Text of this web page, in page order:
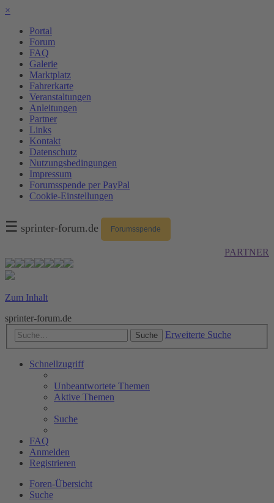
×
Portal
Forum
FAQ
Galerie
Marktplatz
Fahrerkarte
Veranstaltungen
Anleitungen
Partner
Links
Kontakt
Datenschutz
Nutzungsbedingungen
Impressum
Forumsspende per PayPal
Cookie-Einstellungen
☰ sprinter-forum.de Forumsspende
PARTNER
Zum Inhalt
sprinter-forum.de
Suche Erweiterte Suche
Schnellzugriff
Unbeantwortete Themen
Aktive Themen
Suche
FAQ
Anmelden
Registrieren
Foren-Übersicht
Suche